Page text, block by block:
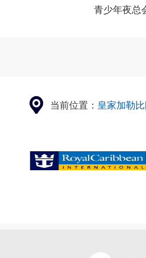
青少年夜总
当前位置： 皇家加勒